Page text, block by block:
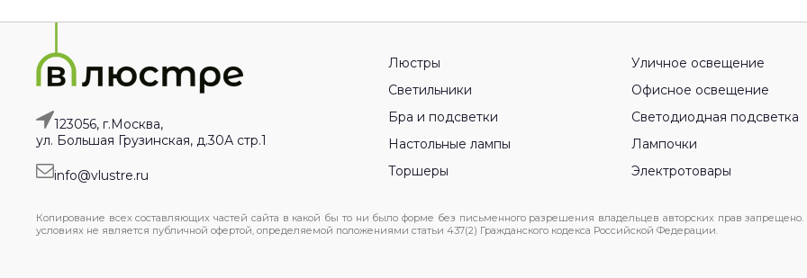
123056, г.Москва,
ул. Большая Грузинская, д.30А стр.1
info@vlustre.ru
Люстры
Светильники
Бра и подсветки
Настольные лампы
Торшеры
Уличное освещение
Офисное освещение
Светодиодная подсветка
Лампочки
Электротовары
Копирование всех составляющих частей сайта в какой бы то ни было форме без письменного разрешения владельцев авторских прав
условиях не является публичной офертой, определяемой положениями статьи 437(2) Гражданского кодекса Российской Федерации.